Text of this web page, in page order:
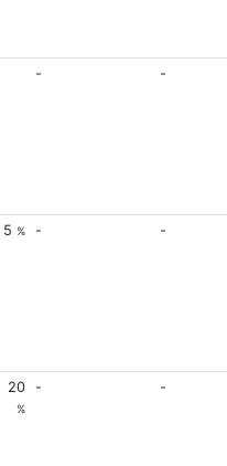
- -
5 % - -
20
%
- -